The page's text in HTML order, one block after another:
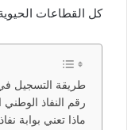
كل القطاعات
طريقة التسجيل في
رقم النفاذ الوطني
ماذا تعني بوابة نفاذ